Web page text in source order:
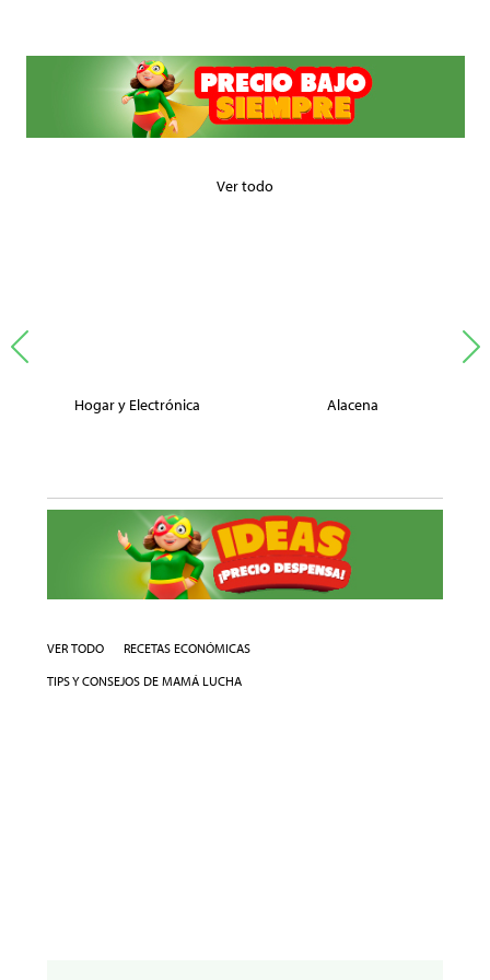
Ver todo
Hogar y Electrónica Alacena
VER TODO
RECETAS ECONÓMICAS
TIPS Y CONSEJOS DE MAMÁ LUCHA